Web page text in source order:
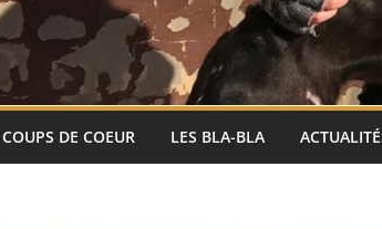
COUPS DE COEUR LES BLA-BLA